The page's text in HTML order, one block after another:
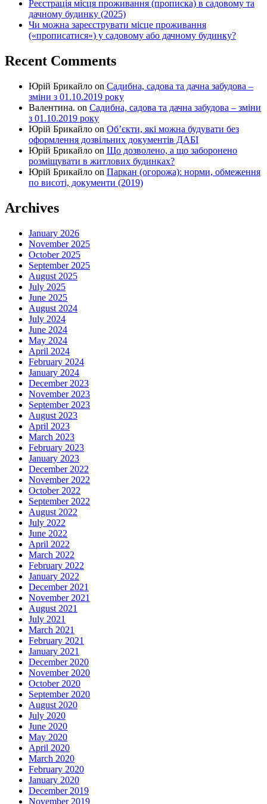
Реєстрація місця проживання (прописка) в садовому та
дачному будинку (2025)
Чи можна зареєструвати місце проживання
(«прописатися») у садовому або дачному будинку?
Recent Comments
Юрій Брикайло on Садибна, садова та дачна забудова –
зміни з 01.10.2019 року
Валентина. on Садибна, садова та дачна забудова – зміни
з 01.10.2019 року
Юрій Брикайло on Об’єкти, які можна будувати без
оформлення дозвільних документів ДАБІ
Юрій Брикайло on Що дозволено, а що заборонено
розміщувати в житлових будинках?
Юрій Брикайло on Паркан (огорожа): норми, обмеження
по висоті, документи (2019)
Archives
January 2026
November 2025
October 2025
September 2025
August 2025
July 2025
June 2025
August 2024
July 2024
June 2024
May 2024
April 2024
February 2024
January 2024
December 2023
November 2023
September 2023
August 2023
April 2023
March 2023
February 2023
January 2023
December 2022
November 2022
October 2022
September 2022
August 2022
July 2022
June 2022
April 2022
March 2022
February 2022
January 2022
December 2021
November 2021
August 2021
July 2021
March 2021
February 2021
January 2021
December 2020
November 2020
October 2020
September 2020
August 2020
July 2020
June 2020
May 2020
April 2020
March 2020
February 2020
January 2020
December 2019
November 2019